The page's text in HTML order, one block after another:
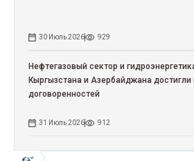
30 Июль 2026 929
Нефтегазовый сектор и
Кыргызстана и Азербайджана
договоренностей
31 Июль 2026 912